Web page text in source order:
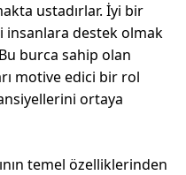
ustadırlar. İyi bir
insanlara destek olmak
burca sahip olan
motive edici bir rol
ortaya
temel özelliklerinden